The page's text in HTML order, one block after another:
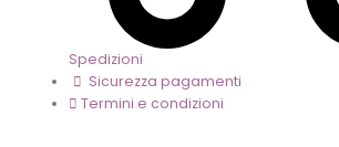
Spedizioni
Sicurezza pagamenti
Termini e condizioni